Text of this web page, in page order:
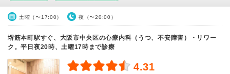
土曜（〜17:00） 夜（〜20:00）
堺筋本町駅すぐ、大阪市中央区の心療内科（うつ、不安障害）・リワー
ク。平日夜20時、土曜17時まで診療
4.31